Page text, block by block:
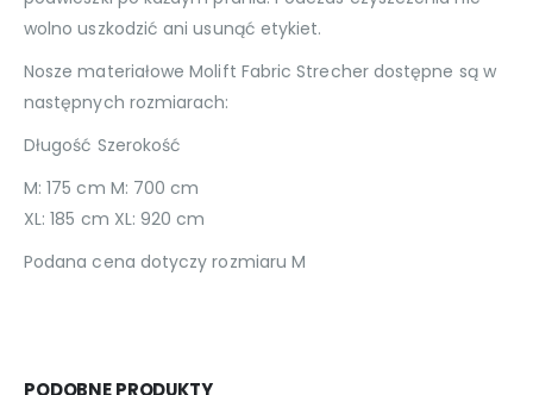
wolno uszkodzić ani usunąć etykiet.
Nosze materiałowe Molift Fabric Strecher dostępne są w
następnych rozmiarach:
Długość Szerokość
M: 175 cm M: 700 cm
XL: 185 cm XL: 920 cm
Podana cena dotyczy rozmiaru M